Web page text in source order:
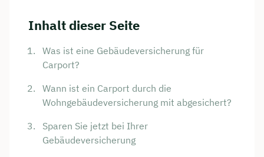
Inhalt dieser Seite
Was ist eine Gebäudeversicherung für
Carport?
Wann ist ein Carport durch die
Wohngebäudeversicherung mit abgesichert?
Sparen Sie jetzt bei Ihrer
Gebäudeversicherung